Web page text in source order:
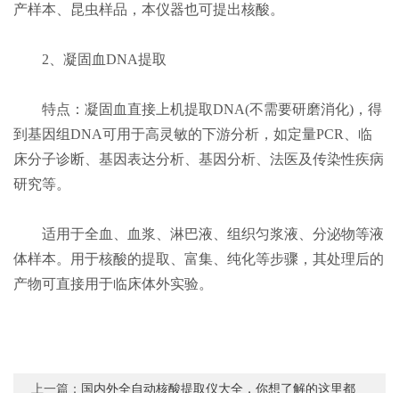
产样本、昆虫样品，本仪器也可提出核酸。
2、凝固血DNA提取
特点：凝固血直接上机提取DNA(不需要研磨消化)，得
到基因组DNA可用于高灵敏的下游分析，如定量PCR、临
床分子诊断、基因表达分析、基因分析、法医及传染性疾病
研究等。
适用于全血、血浆、淋巴液、组织匀浆液、分泌物等液
体样本。用于核酸的提取、富集、纯化等步骤，其处理后的
产物可直接用于临床体外实验。
上一篇： 国内外全自动核酸提取仪大全，你想了解的这里都